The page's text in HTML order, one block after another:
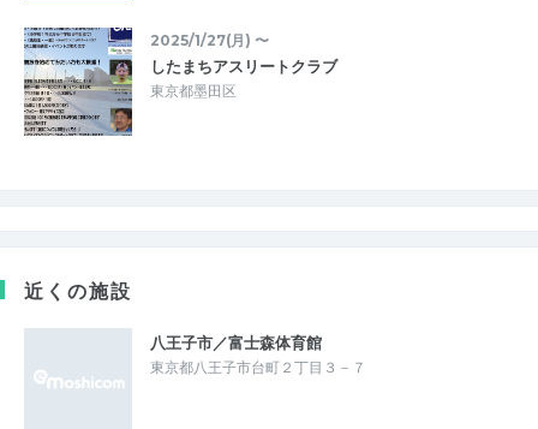
2025/1/27(月) 〜
したまちアスリートクラブ
東京都墨田区
近くの施設
八王子市／富士森体育館
東京都八王子市台町２丁目３－７